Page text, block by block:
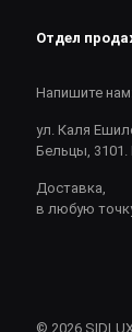
Отдел
Напишите нам:
ул. Каля
Бельцы,
Доставка,
в любую
© 2026